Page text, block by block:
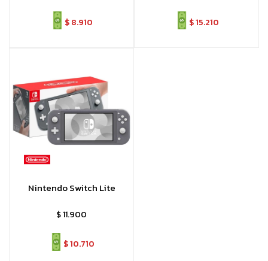
$8.910 $15.210
Nintendo Switch Lite
$11.900
$10.710